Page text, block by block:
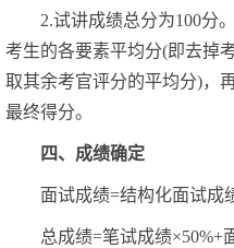
2.试讲成绩总分为100分
考生的各要素平均分(即去掉
取其余考官评分的平均分)，
最终得分。
四、成绩确定
面试成绩=结构化面试成
总成绩=笔试成绩×50%+